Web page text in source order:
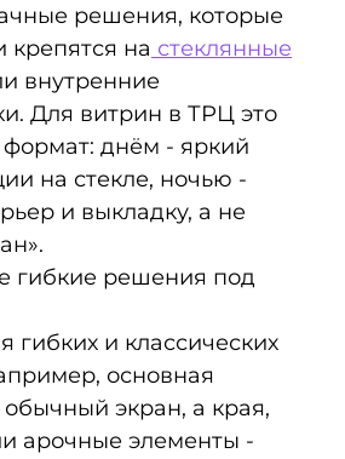
решения, которые
крепятся на стеклянные
внутренние
Для витрин в ТРЦ это
днём - яркий
на стекле, ночью -
и выкладку, а не
гибкие решения под
гибких и классических
основная
обычный экран, а края,
арочные элементы -